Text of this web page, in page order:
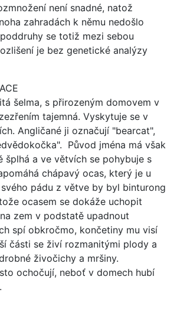
není snadné, natož
zahradách k němu nedošlo
se totiž mezi sebou
je bez genetické analýzy
šelma, s přirozeným domovem v
tajemná. Vyskytuje se v
Angličané ji označují "bearcat",
Původ jména má však
šplhá a ve větvích se pohybuje s
chápavý ocas, který je u
pádu z větve by byl binturong
ocasem se dokáže uchopit
zem v podstatě upadnout
spí obkročmo, končetiny mu visí
části se živí rozmanitými plody a
živočichy a mršiny.
ochočují, neboť v domech hubí